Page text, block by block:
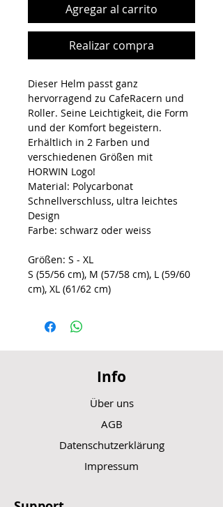
Agregar al carrito
Realizar compra
Dieser Helm passt ganz
hervorragend zu CafeRacern und
Roller. Seine Leichtigkeit, die Form
und der Komfort begeistern.
Erhältlich in 2 Farben und
verschiedenen Größen mit
HORWIN Logo!
Material: Polycarbonat
Schnellverschluss, ultra leichtes
Design
Farbe: schwarz oder weiss
Größen: S - XL
S (55/56 cm), M (57/58 cm), L (59/60
cm), XL (61/62 cm)
Info
Über uns
AGB
Datenschutzerklärung
Impressum